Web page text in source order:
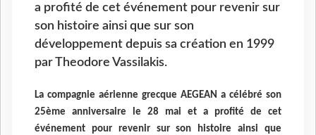
a profité de cet événement pour revenir sur
son histoire ainsi que sur son
développement depuis sa création en 1999
par Theodore Vassilakis.
La compagnie aérienne grecque AEGEAN a célébré son
25ème anniversaire le 28 mai et a profité de cet
événement pour revenir sur son histoire ainsi que